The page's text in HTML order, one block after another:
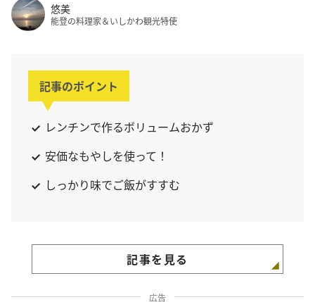
悠美
能登の料理家＆いしかわ観光特使
記事のポイント
レンチンで作るボリュームおかず
安価なもやしを使って！
しっかり味でご飯がすすむ
記事を見る
広告